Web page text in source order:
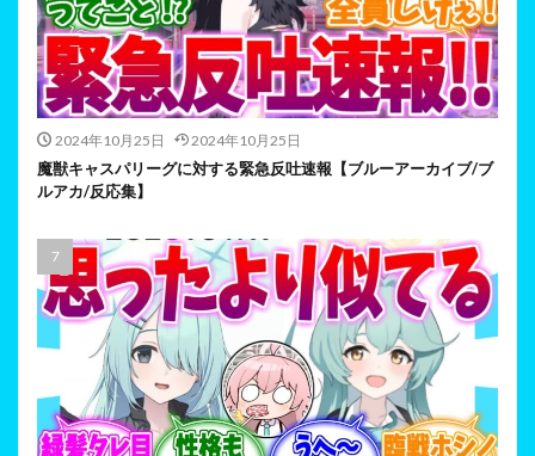
2024年10月25日 2024年10月25日
魔獣キャスパリーグに対する緊急反吐速報【ブルーアーカイブ/ブ
ルアカ/反応集】